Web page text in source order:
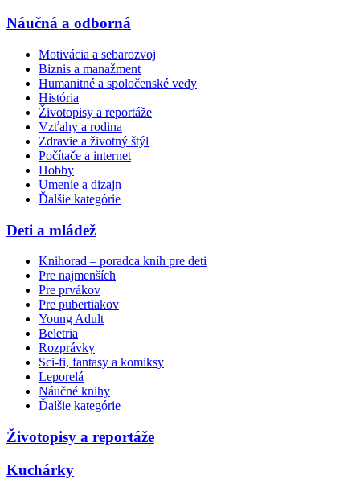
Náučná a odborná
Motivácia a sebarozvoj
Biznis a manažment
Humanitné a spoločenské vedy
História
Životopisy a reportáže
Vzťahy a rodina
Zdravie a životný štýl
Počítače a internet
Hobby
Umenie a dizajn
Ďalšie kategórie
Deti a mládež
Knihorad – poradca kníh pre deti
Pre najmenších
Pre prvákov
Pre pubertiakov
Young Adult
Beletria
Rozprávky
Sci-fi, fantasy a komiksy
Leporelá
Náučné knihy
Ďalšie kategórie
Životopisy a reportáže
Kuchárky